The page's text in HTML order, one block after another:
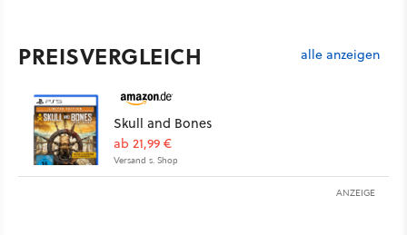
PREISVERGLEICH alle anzeigen
Skull and Bones
ab 21,99 €
Versand s. Shop
ANZEIGE